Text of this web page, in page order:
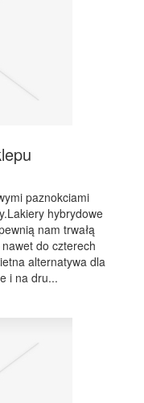
paznokciami
hybrydowe
nam trwałą
do czterech
alternatywa dla
i na dru...